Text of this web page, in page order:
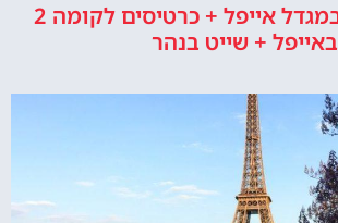
ארוחת ערב במגדל אייפל + כרטיסים לקומה 2
באייפל + שייט בנהר